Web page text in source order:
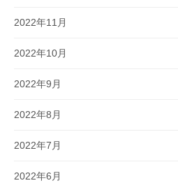
2022年11月
2022年10月
2022年9月
2022年8月
2022年7月
2022年6月